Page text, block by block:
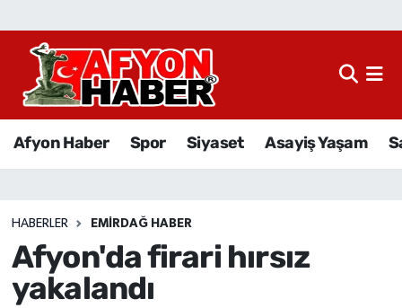
Afyon Haber Spor Siyaset Asayiş Yaşam
HABERLER EMIRDAĞ HABER
Afyon'da firari hırsız
yakalandı
Afyon Haber
Sağlık
Eğitim